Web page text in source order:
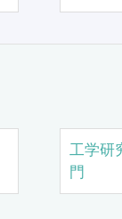
工学研
門